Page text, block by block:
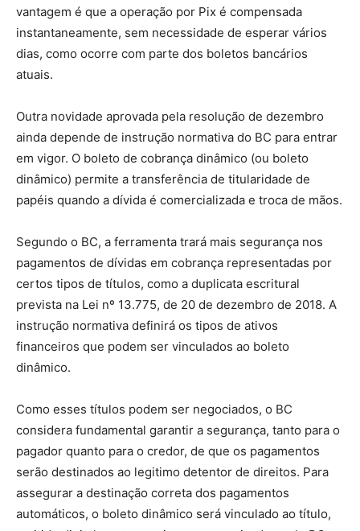
vantagem é que a operação por Pix é compensada
instantaneamente, sem necessidade de esperar vários
dias, como ocorre com parte dos boletos bancários
atuais.
Outra novidade aprovada pela resolução de dezembro
ainda depende de instrução normativa do BC para entrar
em vigor. O boleto de cobrança dinâmico (ou boleto
dinâmico) permite a transferência de titularidade de
papéis quando a dívida é comercializada e troca de mãos.
Segundo o BC, a ferramenta trará mais segurança nos
pagamentos de dívidas em cobrança representadas por
certos tipos de títulos, como a duplicata escritural
prevista na Lei nº 13.775, de 20 de dezembro de 2018. A
instrução normativa definirá os tipos de ativos
financeiros que podem ser vinculados ao boleto
dinâmico.
Como esses títulos podem ser negociados, o BC
considera fundamental garantir a segurança, tanto para o
pagador quanto para o credor, de que os pagamentos
serão destinados ao legitimo detentor de direitos. Para
assegurar a destinação correta dos pagamentos
automáticos, o boleto dinâmico será vinculado ao título,